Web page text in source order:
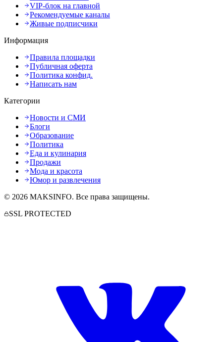
VIP-блок на главной
Рекомендуемые каналы
Живые подписчики
Информация
Правила площадки
Публичная оферта
Политика конфид.
Написать нам
Категории
Новости и СМИ
Блоги
Образование
Политика
Еда и кулинария
Продажи
Мода и красота
Юмор и развлечения
© 2026 MAKSINFO. Все права защищены.
SSL PROTECTED